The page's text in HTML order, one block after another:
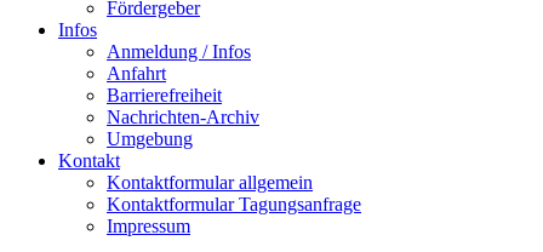
Fördergeber
Infos
Anmeldung / Infos
Anfahrt
Barrierefreiheit
Nachrichten-Archiv
Umgebung
Kontakt
Kontaktformular allgemein
Kontaktformular Tagungsanfrage
Impressum